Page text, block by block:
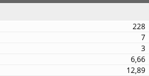
228
7
3
6,66
12,89